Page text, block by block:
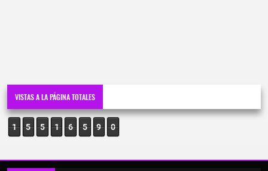
VISTAS A LA PÁGINA TOTALES
1 5 5 1 6 5 9 0